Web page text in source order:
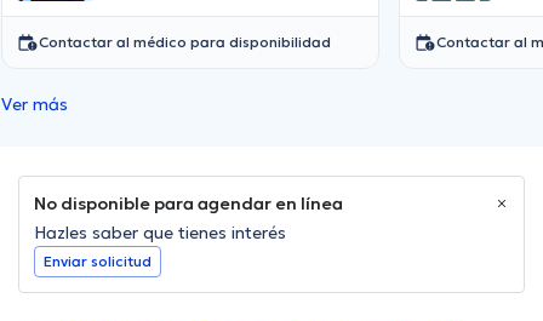
Contactar al médico para disponibilidad Contactar al
Ver más
No disponible para agendar en línea
Hazles saber que tienes interés
Enviar solicitud